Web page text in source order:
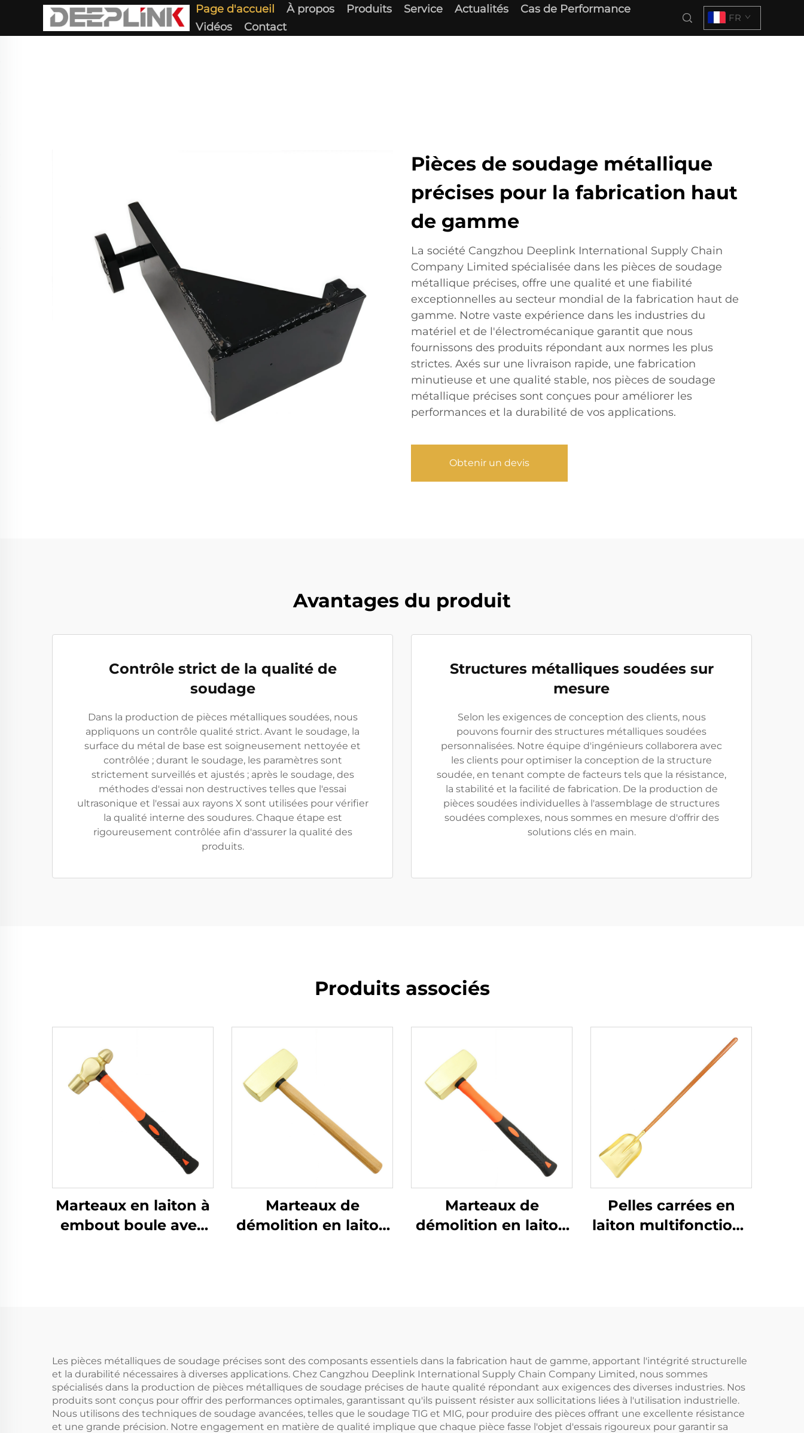
Page d'accueil À propos Produits Service Actualités
Cas de Performance
Vidéos
Contact
FR
Pièces de soudage métallique
précises pour la fabrication haut
de gamme
La société Cangzhou Deeplink International Supply Chain
Company Limited spécialisée dans les pièces de soudage
métallique précises, offre une qualité et une fiabilité
exceptionnelles au secteur mondial de la fabrication haut de
gamme. Notre vaste expérience dans les industries du
matériel et de l'électromécanique garantit que nous
fournissons des produits répondant aux normes les plus
strictes. Axés sur une livraison rapide, une fabrication
minutieuse et une qualité stable, nos pièces de soudage
métallique précises sont conçues pour améliorer les
performances et la durabilité de vos applications.
Obtenir un devis
Avantages du produit
Contrôle strict de la qualité de
soudage
Dans la production de pièces métalliques soudées, nous
appliquons un contrôle qualité strict. Avant le soudage, la
surface du métal de base est soigneusement nettoyée et
contrôlée ; durant le soudage, les paramètres sont
strictement surveillés et ajustés ; après le soudage, des
méthodes d'essai non destructives telles que l'essai
ultrasonique et l'essai aux rayons X sont utilisées pour vérifier
la qualité interne des soudures. Chaque étape est
rigoureusement contrôlée afin d'assurer la qualité des
produits.
Structures métalliques soudées sur
mesure
Selon les exigences de conception des clients, nous
pouvons fournir des structures métalliques soudées
personnalisées. Notre équipe d'ingénieurs collaborera avec
les clients pour optimiser la conception de la structure
soudée, en tenant compte de facteurs tels que la résistance,
la stabilité et la facilité de fabrication. De la production de
pièces soudées individuelles à l'assemblage de structures
soudées complexes, nous sommes en mesure d'offrir des
solutions clés en main.
Produits associés
Marteaux en laiton à
embout boule avec
explosifs
Marteaux de
démolition en laiton
explosifs
Marteaux de
démolition en laiton
et explosifs
Pelles carrées en
laiton multifonctions
poussière
Les pièces métalliques de soudage précises sont des composants essentiels dans la fabrication haut de gamme, apportant l'intégrité structurelle
et la durabilité nécessaires à diverses applications. Chez Cangzhou Deeplink International Supply Chain Company Limited, nous sommes
spécialisés dans la production de pièces métalliques de soudage précises de haute qualité répondant aux exigences des diverses industries. Nos
produits sont conçus pour offrir des performances optimales, garantissant qu'ils puissent résister aux sollicitations liées à l'utilisation industrielle.
Nous utilisons des techniques de soudage avancées, telles que le soudage TIG et MIG, pour produire des pièces offrant une excellente résistance
et une grande précision. Notre engagement en matière de qualité implique que chaque pièce fasse l'objet d'essais rigoureux pour garantir sa